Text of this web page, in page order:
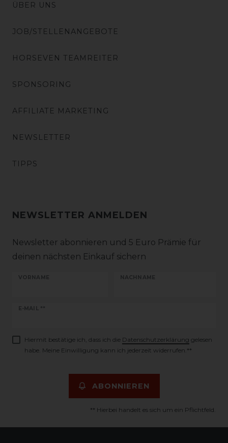
ÜBER UNS
JOB/STELLENANGEBOTE
HORSEVEN TEAMREITER
SPONSORING
AFFILIATE MARKETING
NEWSLETTER
TIPPS
NEWSLETTER ANMELDEN
Newsletter abonnieren und 5 Euro Prämie für
deinen nächsten Einkauf sichern
VORNAME NACHNAME
E-MAIL **
Newsletter
Hiermit bestätige ich, dass ich die Daten­schutz­erklärung gelesen
habe. Meine Einwilligung kann ich jederzeit widerrufen.**
ABONNIEREN
** Hierbei handelt es sich um ein Pflichtfeld.